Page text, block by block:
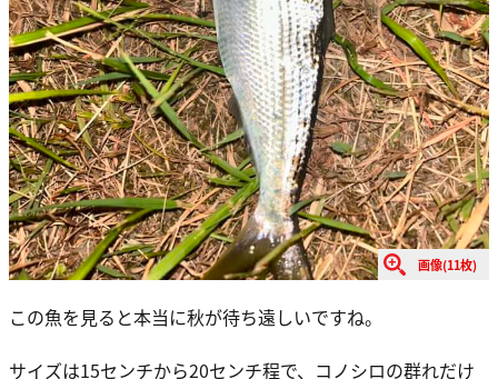
画像(11枚)
この魚を見ると本当に秋が待ち遠しいですね。
サイズは15センチから20センチ程で、コノシロの群れだけ